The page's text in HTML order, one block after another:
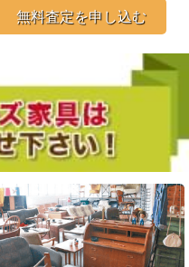
無料査定を申し込む